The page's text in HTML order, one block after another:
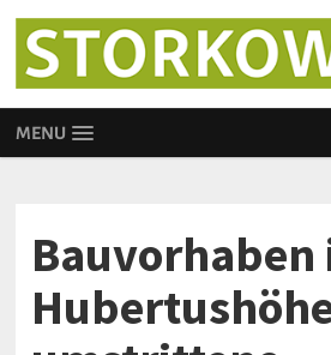
MENU
Bauvorhaben